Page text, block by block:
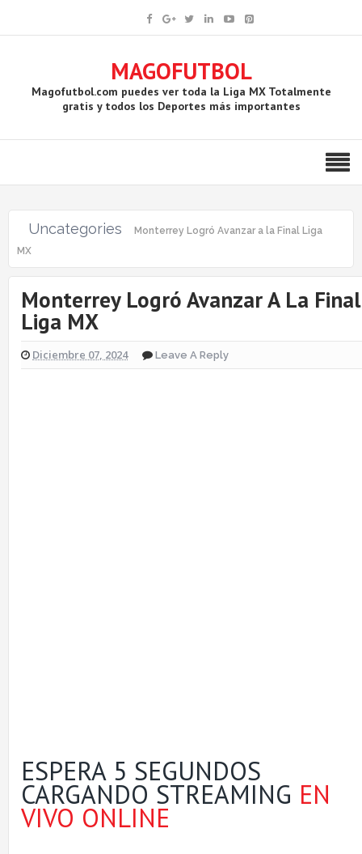
MAGOFUTBOL
Magofutbol.com puedes ver toda la Liga MX Totalmente
gratis y todos los Deportes más importantes
Uncategories
Monterrey Logró Avanzar a la Final Liga
MX
Monterrey Logró Avanzar A La Final
Liga MX
Diciembre 07, 2024 Leave A Reply
ESPERA 5 SEGUNDOS
CARGANDO STREAMING EN
VIVO ONLINE